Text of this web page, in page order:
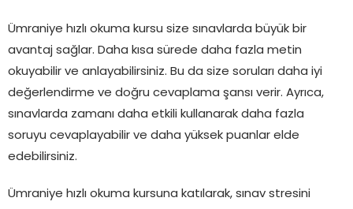
Ümraniye hızlı okuma kursu size sınavlarda büyük bir
avantaj sağlar. Daha kısa sürede daha fazla metin
okuyabilir ve anlayabilirsiniz. Bu da size soruları daha iyi
değerlendirme ve doğru cevaplama şansı verir. Ayrıca,
sınavlarda zamanı daha etkili kullanarak daha fazla
soruyu cevaplayabilir ve daha yüksek puanlar elde
edebilirsiniz.
Ümraniye hızlı okuma kursuna katılarak, sınav stresini